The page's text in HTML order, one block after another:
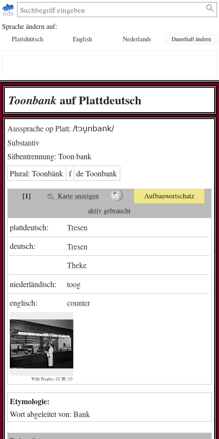
Sprache ändern auf:
Plattdüütsch English Nederlands Dauerhaft ändern
Toon­bankauf Plattdeutsch
Aussprache op Platt: /tɔu̯nbank/
Substantiv
Silbentrennung: Toon·bank
Plural:Toon­bänk f de Toon­bank
[1] Karte anzeigen
Aufbauwortschatz
aktiv gebraucht
plattdeutsch:
Tresen
deutsch:
Tresen
Theke
niederländisch:
toog
englisch:
counter
Willy Pragher, CC BY 3.0
Etymologie:
Wort abgeleitet von:Bank